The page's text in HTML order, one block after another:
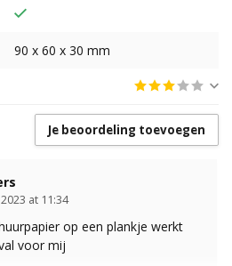
90 x 60 x 30 mm
Je beoordeling toevoegen
at 11:34
op een plankje werkt
voor mij